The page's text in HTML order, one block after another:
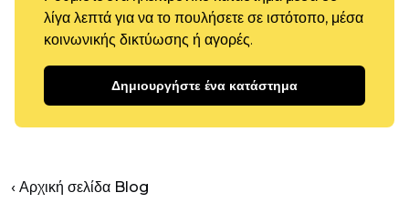
λίγα λεπτά για να το πουλήσετε σε ιστότοπο, μέσα
κοινωνικής δικτύωσης ή αγορές.
Δημιουργήστε ένα κατάστημα
‹ Αρχική σελίδα Blog